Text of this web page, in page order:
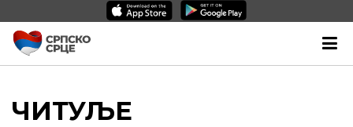
ЧИТУЉЕ